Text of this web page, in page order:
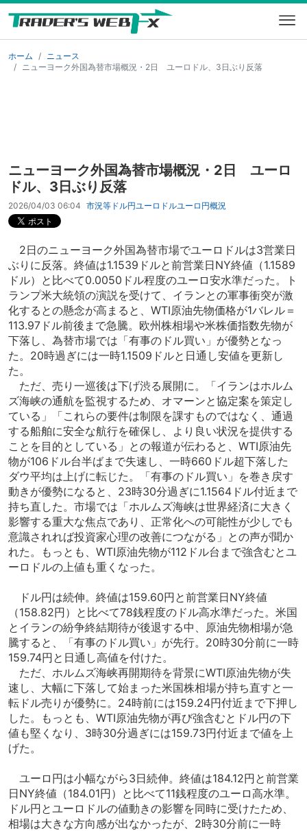
ホーム
ニュース
ニューヨーク外国為替市場概況・2日 ユーロドル、3日ぶり反落
ニューヨーク外国為替市場概況・2日 ユーロ
ドル、3日ぶり反落
2026/04/03 06:04 市況等 ドル円ユーロドルユーロ円概況
2日のニューヨーク外国為替市場でユーロドルは3営業日
ぶりに反落。終値は1.1539ドルと前営業日NY終値（1.1589
ドル）と比べて0.0050ドル程度のユーロ安水準だった。ト
ランプ米大統領の演説を受けて、イランとの軍事衝突が激
化するとの懸念が高まると、WTI原油先物価格が1バレル＝
113.97ドル前後まで急騰。欧州株相場や米株価指数先物が
下落し、為替市場では「有事のドル買い」が優勢となっ
た。20時過ぎには一時1.1509ドルと日通し安値を更新し
た。
ただ、売り一巡後は下げ渋る展開に。「イランはホルム
ズ海峡の通航を監視するため、オマーンと協定案を策定し
ている」「これらの要件は制限を課すものではなく、通過
する船舶に安全な航行を確保し、より良い状況を提供する
ことを目的としている」との報道が伝わると、WTI原油先
物が106ドル台半ばまで失速し、一時660ドル超下落した
ダウ平均は上げに転じた。「有事のドル買い」を巻き戻す
動きが優勢になると、23時30分過ぎに1.1564ドル付近まで
持ち直した。市場では「ホルムズ海峡は世界経済に大きく
影響する重大な焦点であり、正常化への可能性が少しでも
意識されれば投資家心理の改善につながる」との声が聞か
れた。もっとも、WTI原油先物が112ドル台まで強含むとユ
ーロドルの上値も重くなった。
ドル円は続伸。終値は159.60円と前営業日NY終値
（158.82円）と比べて78銭程度のドル高水準だった。米国
とイランの紛争終結期待が後退する中、原油先物相場が急
騰すると、「有事のドル買い」が先行。20時30分前に一時
159.74円と日通し高値を付けた。
ただ、ホルムズ海峡再開期待を背景にWTI原油先物が失
速し、大幅に下落して始まった米国株相場が持ち直すと一
転ドル売りが優勢に。24時前には159.24円付近まで下押し
した。もっとも、WTI原油先物が再び強含むとドル円の下
値も堅くなり、3時30分過ぎには159.73円付近まで値を上
げた。
ユーロ円は小幅ながら3日続伸。終値は184.12円と前営業
日NY終値（184.01円）と比べて11銭程度のユーロ高水準。
ドル円とユーロドルの値動きの影響を同時に受けたため、
相場は大きな方向感が出なかったが、2時30分前に一時